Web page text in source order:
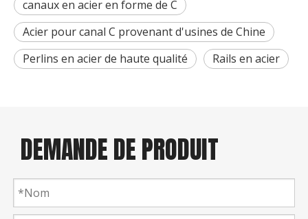
canaux en acier en forme de C
Acier pour canal C provenant d'usines de Chine
Perlins en acier de haute qualité
Rails en acier
DEMANDE DE PRODUIT